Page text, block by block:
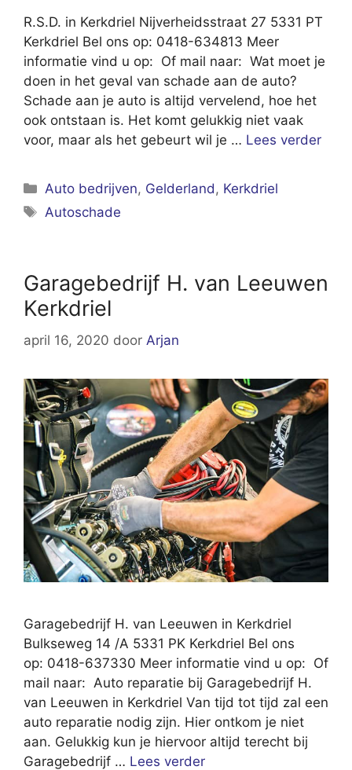
R.S.D. in Kerkdriel Nijverheidsstraat 27 5331 PT
Kerkdriel Bel ons op: 0418-634813 Meer
informatie vind u op: Of mail naar: Wat moet je
doen in het geval van schade aan de auto?
Schade aan je auto is altijd vervelend, hoe het
ook ontstaan is. Het komt gelukkig niet vaak
voor, maar als het gebeurt wil je … Lees verder
Categorieën
Auto bedrijven, Gelderland, Kerkdriel
Tags
Autoschade
Garagebedrijf H. van Leeuwen
Kerkdriel
april 16, 2020 door Arjan
Garagebedrijf H. van Leeuwen in Kerkdriel
Bulkseweg 14 /A 5331 PK Kerkdriel Bel ons
op: 0418-637330 Meer informatie vind u op: Of
mail naar: Auto reparatie bij Garagebedrijf H.
van Leeuwen in Kerkdriel Van tijd tot tijd zal een
auto reparatie nodig zijn. Hier ontkom je niet
aan. Gelukkig kun je hiervoor altijd terecht bij
Garagebedrijf … Lees verder